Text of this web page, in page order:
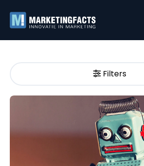
Filters